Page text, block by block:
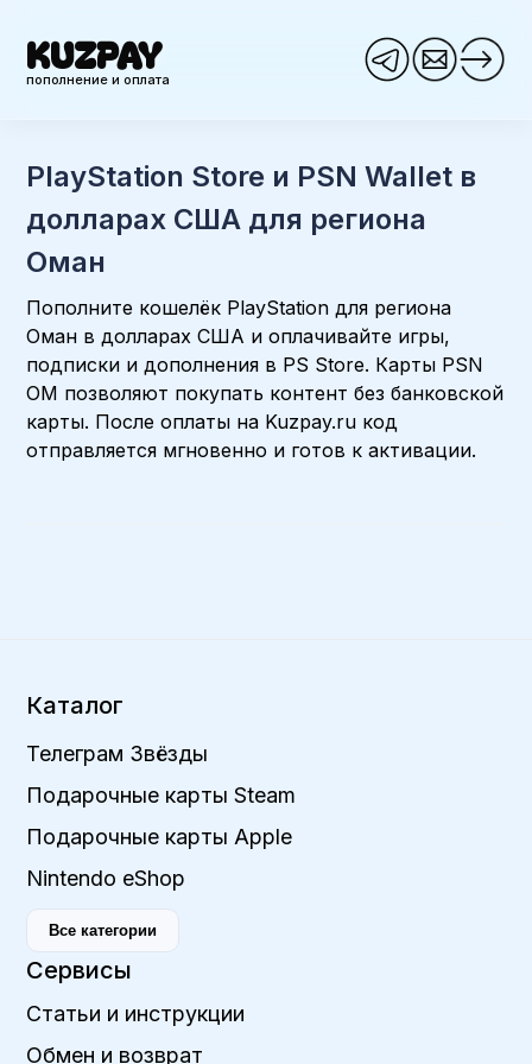
KUZPAY
пополнение и оплата
PlayStation Store и PSN Wallet в
долларах США для региона
Оман
Пополните кошелёк PlayStation для региона
Оман в долларах США и оплачивайте игры,
подписки и дополнения в PS Store. Карты PSN
OM позволяют покупать контент без банковской
карты. После оплаты на Kuzpay.ru код
отправляется мгновенно и готов к активации.
Каталог
Телеграм Звёзды
Подарочные карты Steam
Подарочные карты Apple
Nintendo eShop
Все категории
Сервисы
Статьи и инструкции
Обмен и возврат